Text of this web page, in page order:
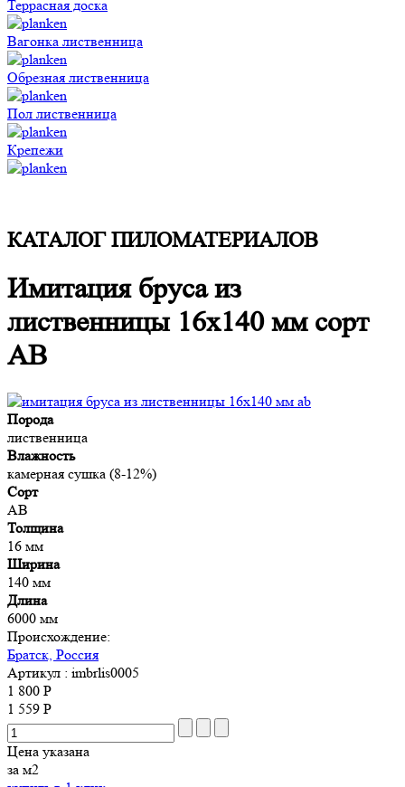
Террасная доска
Вагонка лиственница
Обрезная лиственница
Пол лиственница
Крепежи
КАТАЛОГ ПИЛОМАТЕРИАЛОВ
Имитация бруса из
лиственницы 16x140 мм сорт
AB
Порода
лиственница
Влажность
камерная сушка (8-12%)
Сорт
AB
Толщина
16 мм
Ширина
140 мм
Длина
6000 мм
Происхождение:
Братск, Россия
Артикул : imbrlis0005
1 800 Р
1 559 Р
Цена указана
за м2